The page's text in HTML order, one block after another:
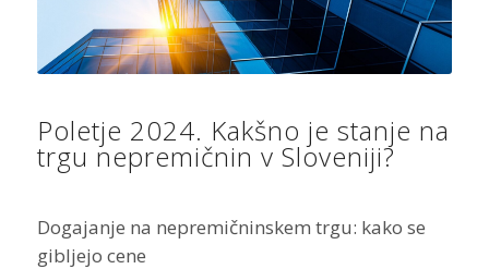
Poletje 2024. Kakšno je stanje na
trgu nepremičnin v Sloveniji?
Dogajanje na nepremičninskem trgu: kako se
gibljejo cene